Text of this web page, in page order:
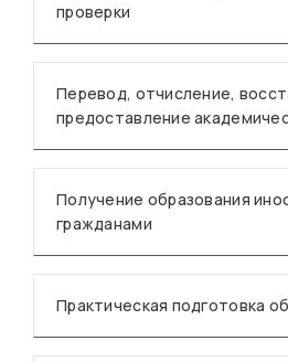
проверки
Перевод, отчисление,
предоставление
Получение образования
гражданами
Практическая подготовка